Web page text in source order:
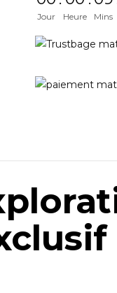
Jour Heure Mins